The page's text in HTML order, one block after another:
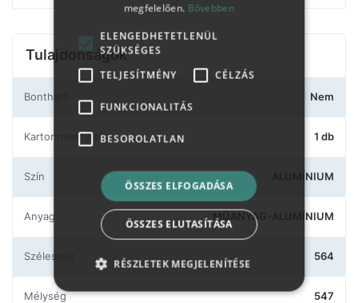
Tulajdonságok
Bontható Nem
Kartonmennyiség 1 db
Szín ALUMÍNIUM
Anyag MŰANYAG-ALUMÍNIUM
Szélesség 564
Mélység 547
megfelelően. Bővebben
ELENGEDHETETLENÜL
SZÜKSÉGES
TELJESÍTMÉNY
CÉLZÁS
FUNKCIONALITÁS
BESOROLATLAN
ÖSSZES ELFOGADÁSA
ÖSSZES ELUTASÍTÁSA
RÉSZLETEK MEGJELENÍTÉSE